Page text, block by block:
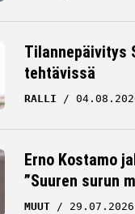
Tilannepäivitys
tehtävissä
RALLI
Erno Kostamo
”Suuren surun
MUUT 29.07.2026